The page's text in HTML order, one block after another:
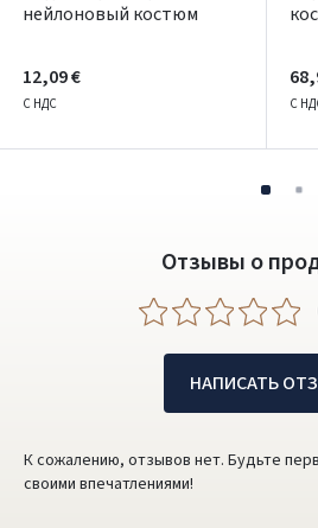
нейлоновый костюм
12,09 €
С НДС С
Отзывы о
НАПИСАТЬ
К сожалению, отзывов нет. Будьте
своими впечатлениями!